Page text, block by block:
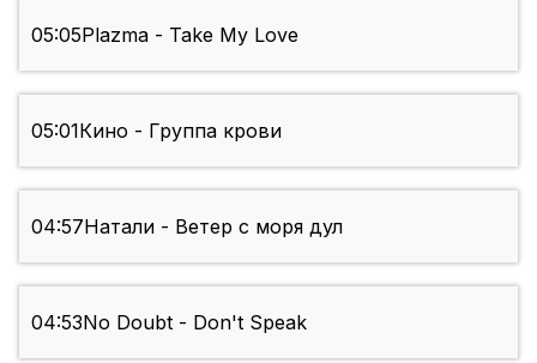
05:05Plazma - Take My Love
05:01Кино - Группа крови
04:57Натали - Ветер с моря дул
04:53No Doubt - Don't Speak